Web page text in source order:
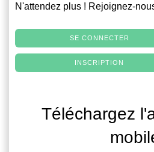
N'attendez plus ! Rejoignez-
SE CONNECTER
INSCRIPTION
Téléchargez